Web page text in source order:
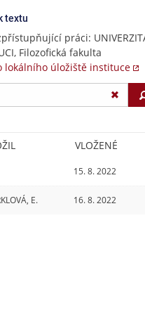
textu
práci:
Filozofická fakulta
lokálního úložiště instituce
VLOŽENÉ
15. 8. 2022
E. 16. 8. 2022